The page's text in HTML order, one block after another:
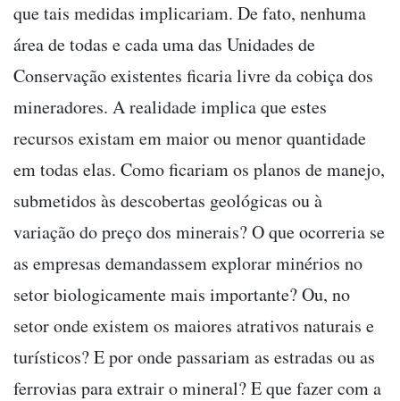
que tais medidas implicariam. De fato, nenhuma
área de todas e cada uma das Unidades de
Conservação existentes ficaria livre da cobiça dos
mineradores. A realidade implica que estes
recursos existam em maior ou menor quantidade
em todas elas. Como ficariam os planos de manejo,
submetidos às descobertas geológicas ou à
variação do preço dos minerais? O que ocorreria se
as empresas demandassem explorar minérios no
setor biologicamente mais importante? Ou, no
setor onde existem os maiores atrativos naturais e
turísticos? E por onde passariam as estradas ou as
ferrovias para extrair o mineral? E que fazer com a